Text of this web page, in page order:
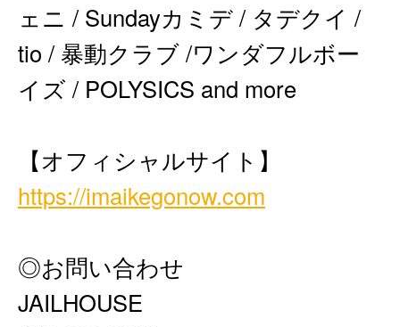
ェニ / Sundayカミデ / タデクイ /
tio / 暴動クラブ /ワンダフルボー
イズ / POLYSICS and more
【オフィシャルサイト】
https://imaikegonow.com
◎お問い合わせ
JAILHOUSE